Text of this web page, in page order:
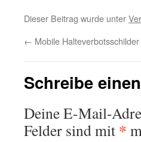
Dieser Beitrag wurde unter
← Mobile Halteverbotsschilder
Schreibe
Deine E-Mail-
Felder sind mit *